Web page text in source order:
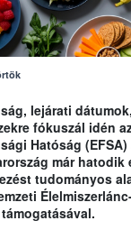
lejárati
fókuszál idén
Hatóság
már
tudományos